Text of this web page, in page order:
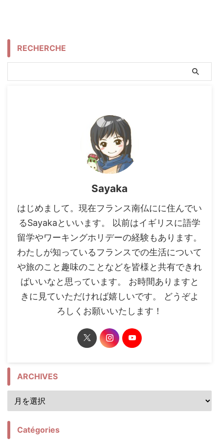
RECHERCHE
Sayaka
はじめまして。現在フランス南仏にに住んでい
るSayakaといいます。 以前はイギリスに語学
留学やワーキングホリデーの経験もあります。
わたしが知っているフランスでの生活について
や旅のこと趣味のことなどを皆様と共有できれ
ばいいなと思っています。 お時間ありますと
きに見ていただければ嬉しいです。 どうぞよ
ろしくお願いいたします！
ARCHIVES
Catégories